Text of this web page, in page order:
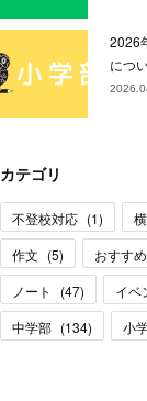
2026
につ
カテゴリ
不登校対応 (1)
作文 (5) おすす
ノート
(47) イベ
中学部 (134) 小